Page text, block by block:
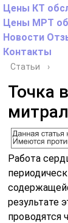
Цены КТ
Цены МРТ
Новости
Контакты
Статьи ›
Точка
Работа
результате
проводятся